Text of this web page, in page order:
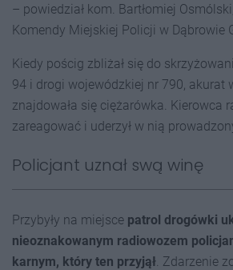
– powiedział kom. Bartłomiej
Komendy Miejskiej Policji w Dąbrowie
Kiedy pościg zbliżał się do
94 i drogi wojewódzkiej nr 790, akurat
znajdowała się ciężarówka. Kierowca
zareagować i uderzył w nią
Policjant uznał swą winę
Przybyły na miejsce patrol drogówki
nieoznakowanym radiowozem
karnym, który ten przyjął . Zdarzenie